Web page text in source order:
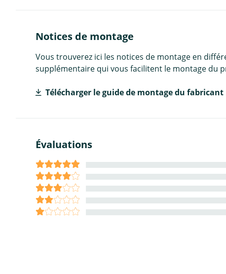
Notices de montage
Vous trouverez ici les notices de montage en
supplémentaire qui vous facilitent le montage du
Télécharger le guide de montage du fabricant
Évaluations